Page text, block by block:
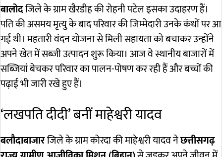
बालोदजिले के ग्राम खैरडीह की रोहनी पटेल इसका उदाहरण हैं।
पति की असमय मृत्यु के बाद परिवार की जिम्मेदारी उनके कंधों पर आ
गई थी। महतारी वंदन योजना से मिली सहायता को बचाकर उन्होंने
अपने खेत में सब्जी उत्पादन शुरू किया। आज वे स्थानीय बाजारों में
सब्जियां बेचकर परिवार का पालन-पोषण कर रही हैं और बच्चों की
पढ़ाई भी जारी रखे हुए हैं।
‘लखपति दीदी’ बनीं माहेश्वरी यादव
बलौदाबाजारजिले के ग्राम कोरदा की माहेश्वरी यादव नेछत्तीसगढ़